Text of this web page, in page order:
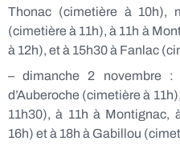
Thonac (cimetière à 10h),
(cimetière à 11h), à 11h à
à 12h), et à 15h30 à Fanlac
– dimanche 2 novembre
d’Auberoche (cimetière à
11h30), à 11h à Montignac,
16h) et à 18h à Gabillou